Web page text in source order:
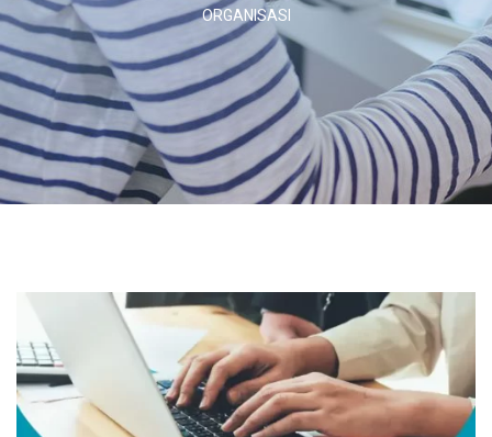
ORGANISASI